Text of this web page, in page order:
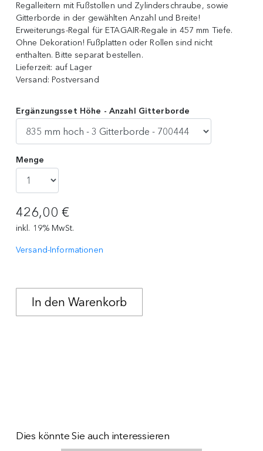
Regalleitern mit Fußstollen und Zylinderschraube, sowie
Gitterborde in der gewählten Anzahl und Breite!
Erweiterungs-Regal für ETAGAIR-Regale in 457 mm Tiefe.
Ohne Dekoration! Fußplatten oder Rollen sind nicht
enthalten. Bitte separat bestellen.
Lieferzeit: auf Lager
Versand: Postversand
Ergänzungsset Höhe - Anzahl Gitterborde
Menge
426,00 €
inkl. 19% MwSt.
Versand-Informationen
Dies könnte Sie auch interessieren